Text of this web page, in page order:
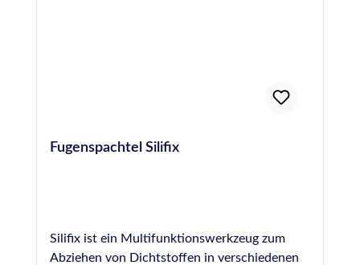
Fugenspachtel Silifix
Silifix ist ein Multifunktionswerkzeug zum
Abziehen von Dichtstoffen in verschiedenen